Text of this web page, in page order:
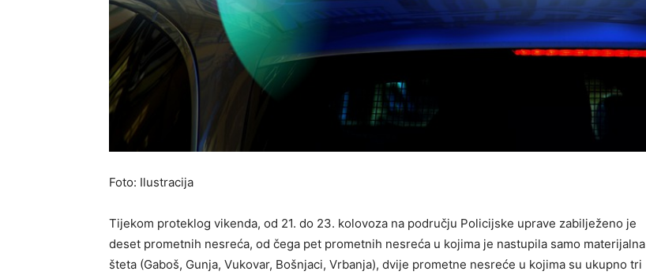
Foto: Ilustracija
Tijekom proteklog vikenda, od 21. do 23. kolovoza na području Policijske uprave zabilježeno je
deset prometnih nesreća, od čega pet prometnih nesreća u kojima je nastupila samo materijalna
šteta (Gaboš, Gunja, Vukovar, Bošnjaci, Vrbanja), dvije prometne nesreće u kojima su ukupno tri